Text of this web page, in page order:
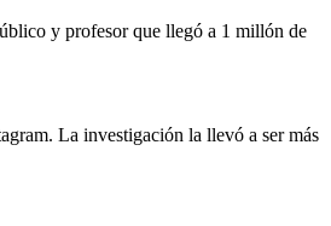
y profesor que llegó a 1 millón de
La investigación la llevó a ser más